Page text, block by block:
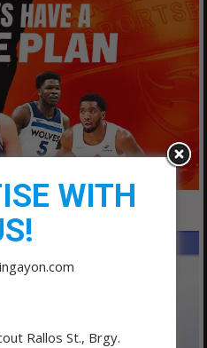
WITH
Rallos St., Brgy.